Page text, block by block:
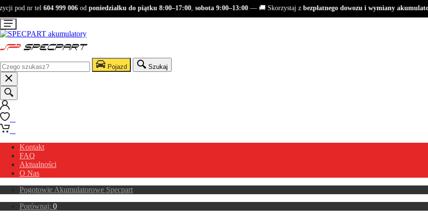
pod nr tel604 999 006odponiedziałku do piątku 8:00–17:00,sobota 9:00–13:00— 🚚 Skorzystaj zbezpłatnego dowozu i wymiany akumulatora
Pojazd Szukaj
Kontakt
FAQ
Aktualności
O Nas
Pogotowie Akumulatorowe Specpart
Porównaj: 0